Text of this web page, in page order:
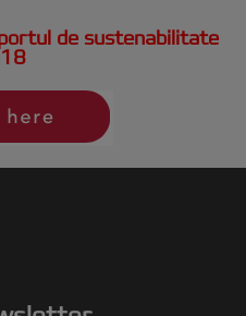
de sustenabilitate